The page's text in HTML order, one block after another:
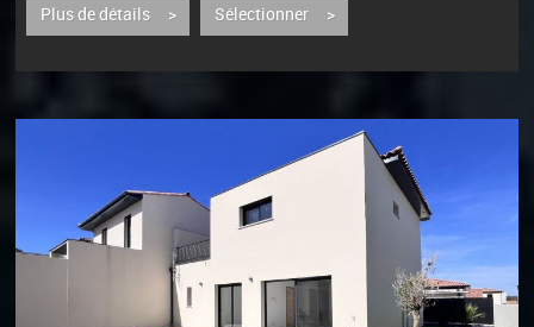
Plus de détails > Sélectionner >